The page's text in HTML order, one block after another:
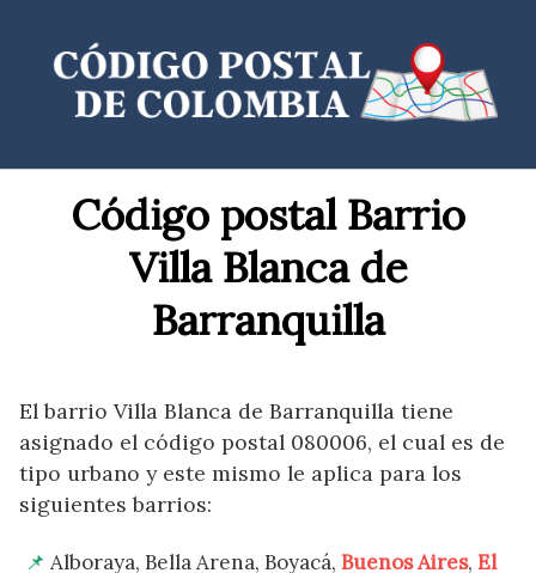
contenido
Código postal Barrio
Villa Blanca de
Barranquilla
El barrio Villa Blanca de Barranquilla tiene
asignado el código postal 080006, el cual es de
tipo urbano y este mismo le aplica para los
siguientes barrios:
Alboraya, Bella Arena, Boyacá, Buenos Aires, El